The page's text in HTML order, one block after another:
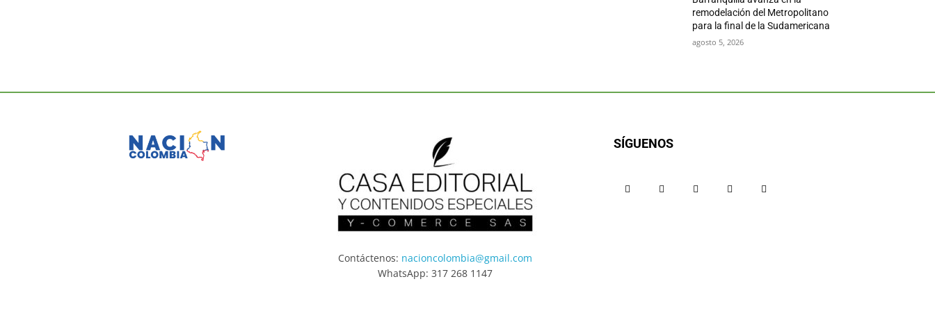
remodelación del Metropolitano
para la final de la Sudamericana
agosto 5, 2026
Contáctenos: nacioncolombia@gmail.com
WhatsApp: 317 268 1147
SÍGUENOS